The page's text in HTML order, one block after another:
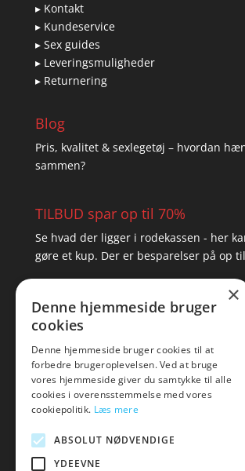
▸ Kontakt
▸ Kundeservice
▸ Sex guides
▸ Leveringsmuligheder
▸ Returnering
Blog
Pris, kvalitet & sexlegetøj – hvordan
sammen?
TILBUD spar op til 70%
Se hvad der ligger i rodekassen - her
gøre et kup. Der er besparelser på op
Tlf: 7876 8672
Mail: hej@amare.dk
×
Denne hjemmeside bruger
cookies
Denne hjemmeside bruger cookies til at
forbedre brugeroplevelsen. Ved at bruge
vores hjemmeside giver du samtykke til alle
cookies i overensstemmelse med vores
cookiepolitik. Læs mere
ABSOLUT NØDVENDIGE
YDEEVNE